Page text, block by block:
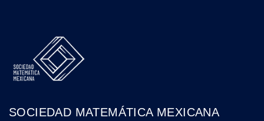
SOCIEDAD MATEMÁTICA MEXICANA